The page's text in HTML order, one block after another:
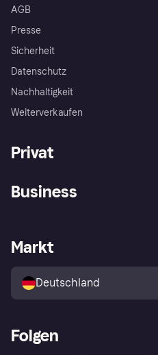
AGB
Presse
Sicherheit
Datenschutz
Nachhaltigkeit
Weiterverkaufen
Privat
Klarna App
Shops entdecken
Käuferschutzrichtlinie
Business
Händlerportal
Markt
Deutschland
Folgen